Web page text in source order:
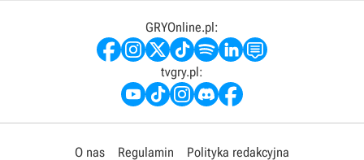
GRYOnline.pl:
tvgry.pl:
O nas Regulamin Polityka redakcyjna